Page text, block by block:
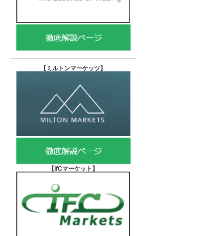
【 ミルトンマーケッツ】
【IfCマーケット 】